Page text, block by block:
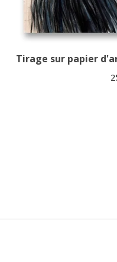
Tirage sur papier